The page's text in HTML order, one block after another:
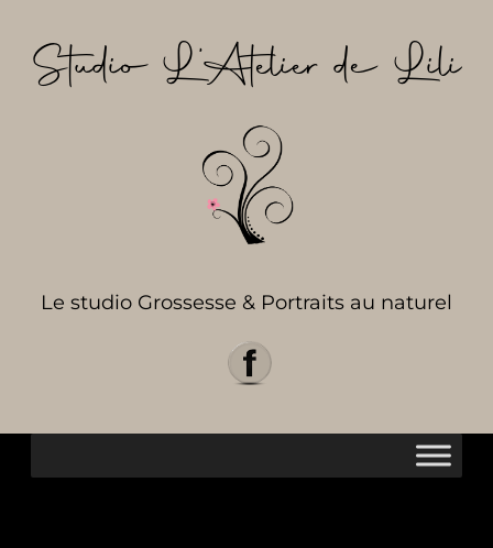
contenu
Studio L’Atelier de Lili
Le studio Grossesse & Portraits au naturel